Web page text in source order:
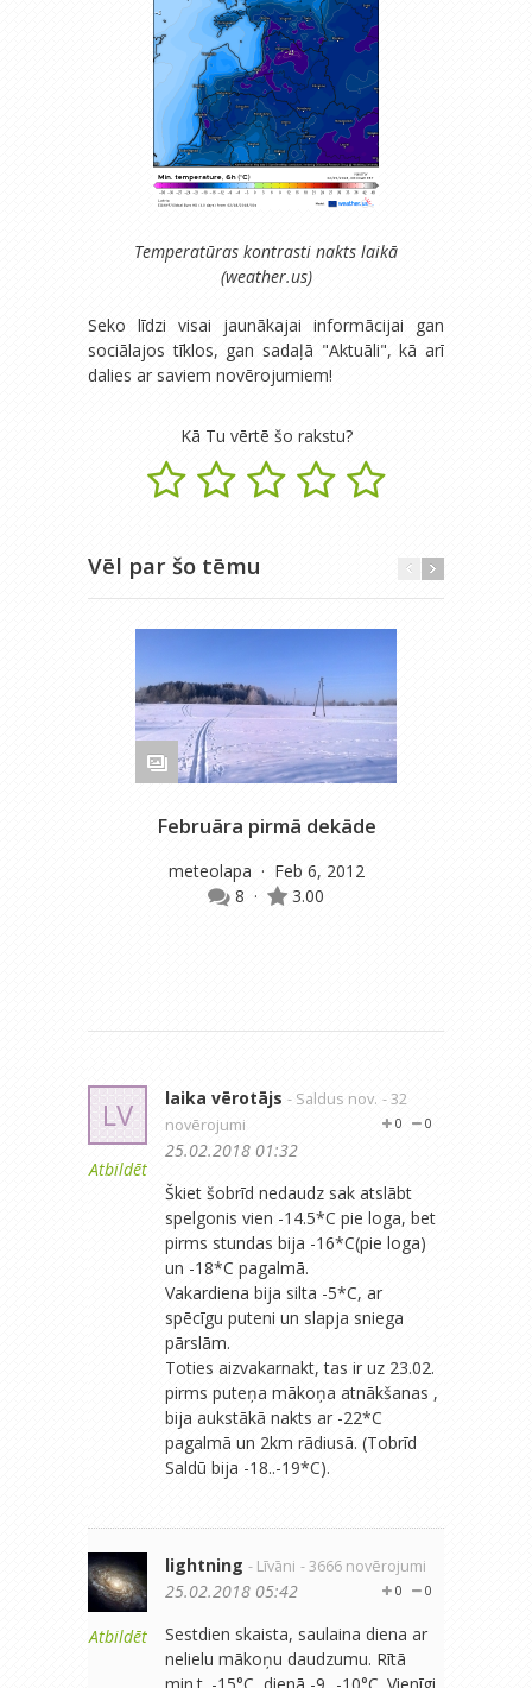
Temperatūras kontrasti nakts laikā
(weather.us)
Seko līdzi visai jaunākajai informācijai gan
sociālajos tīklos, gan sadaļā "Aktuāli", kā arī
dalies ar saviem novērojumiem!
Kā Tu vērtē šo rakstu?
Vēl par šo tēmu
Februāra pirmā dekāde
meteolapa · Feb 6, 2012
8 · 3.00
LV
Atbildēt
laika vērotājs - Saldus nov. - 32
novērojumi
0
0
25.02.2018 01:32
Škiet šobrīd nedaudz sak atslābt
spelgonis vien -14.5*C pie loga, bet
pirms stundas bija -16*C(pie loga)
un -18*C pagalmā.
Vakardiena bija silta -5*C, ar
spēcīgu puteni un slapja sniega
pārslām.
Toties aizvakarnakt, tas ir uz 23.02.
pirms puteņa mākoņa atnākšanas ,
bija aukstākā nakts ar -22*C
pagalmā un 2km rādiusā. (Tobrīd
Saldū bija -18..-19*C).
Atbildēt
lightning - Līvāni - 3666 novērojumi
0
0
25.02.2018 05:42
Sestdien skaista, saulaina diena ar
nelielu mākoņu daudzumu. Rītā